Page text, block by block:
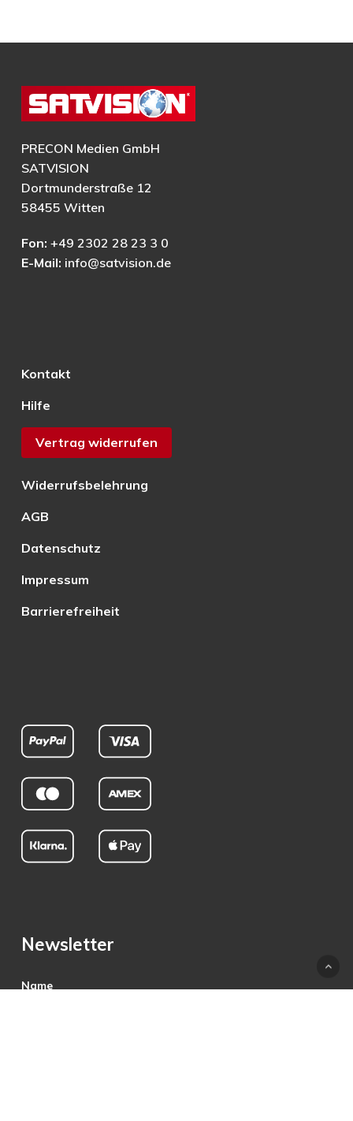
PRECON Medien GmbH
SATVISION
Dortmunderstraße 12
58455 Witten
Fon: +49 2302 28 23 3 0
E-Mail: info@satvision.de
Kontakt
Hilfe
Vertrag widerrufen
Widerrufsbelehrung
AGB
Datenschutz
Impressum
Barrierefreiheit
Newsletter
Name